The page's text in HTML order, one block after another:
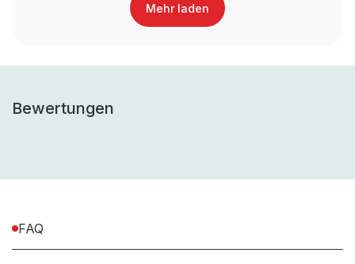
gem. Stückliste
Anlieferart (z.B vormontiert,
Mehr laden
Bewertungen
FAQ